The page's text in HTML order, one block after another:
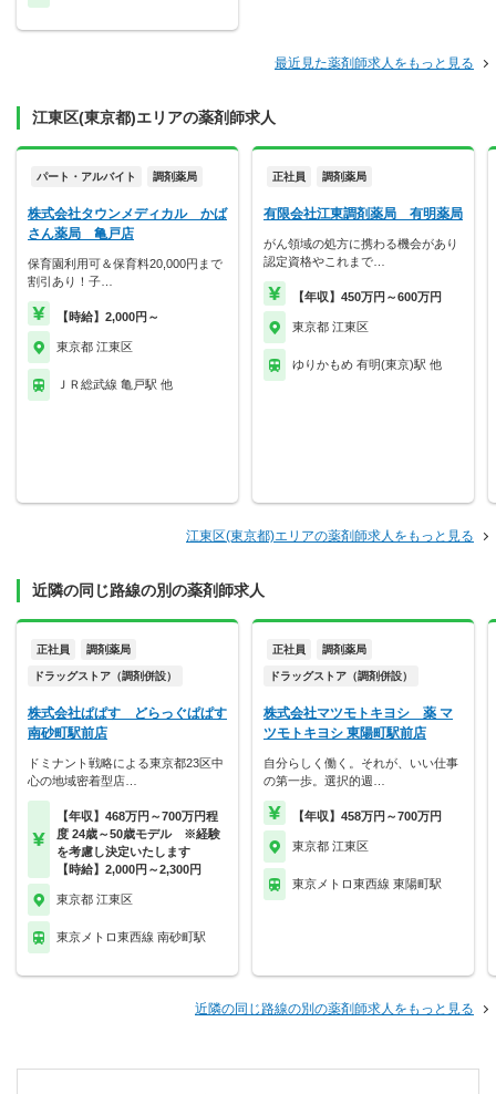
最近見た薬剤師求人をもっと見る
江東区(東京都)エリアの薬剤師求人
パート・アルバイト 調剤薬局
株式会社タウンメディカル かば
さん薬局 亀戸店
保育園利用可＆保育料20,000円まで
割引あり！子…
【時給】2,000円～
東京都 江東区
ＪＲ総武線 亀戸駅 他
正社員 調剤薬局
有限会社江東調剤薬局 有明薬局
がん領域の処方に携わる機会があり
認定資格やこれまで…
【年収】450万円～600万円
東京都 江東区
ゆりかもめ 有明(東京)駅 他
江東区(東京都)エリアの薬剤師求人をもっと見る
近隣の同じ路線の別の薬剤師求人
正社員 調剤薬局
ドラッグストア（調剤併設）
株式会社ぱぱす どらっぐぱぱす
南砂町駅前店
ドミナント戦略による東京都23区中
心の地域密着型店…
【年収】468万円～700万円程
度 24歳～50歳モデル ※経験
を考慮し決定いたします
【時給】2,000円～2,300円
東京都 江東区
東京メトロ東西線 南砂町駅
正社員 調剤薬局
ドラッグストア（調剤併設）
株式会社マツモトキヨシ 薬 マ
ツモトキヨシ 東陽町駅前店
自分らしく働く。それが、いい仕事
の第一歩。選択的週…
【年収】458万円～700万円
東京都 江東区
東京メトロ東西線 東陽町駅
近隣の同じ路線の別の薬剤師求人をもっと見る